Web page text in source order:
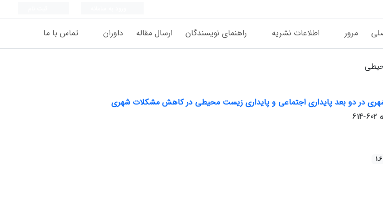
مرور اطلاعات نشریه راهنمای نویسندگان ارسال مقاله داوران تماس با ما
در دو بعد پایداری اجتماعی و پایداری زیست محیطی در کاهش مشکلات شهری
602-614